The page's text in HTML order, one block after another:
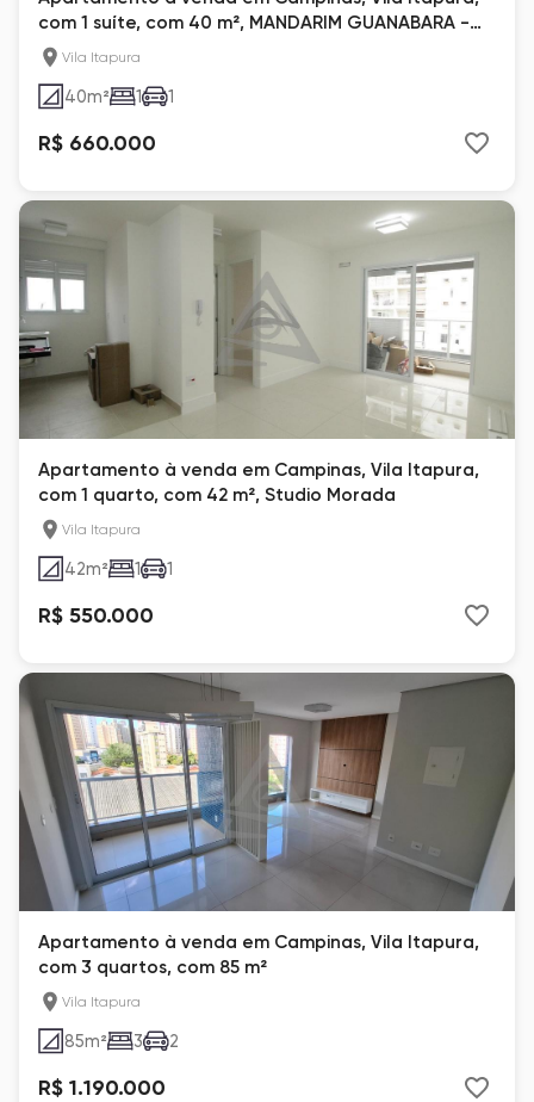
com 1 suíte, com 40 m², MANDARIM GUANABARA -
PATRIANI
Vila Itapura
40m² 1 1
R$ 660.000
Apartamento à venda em Campinas, Vila Itapura,
com 1 quarto, com 42 m², Studio Morada
Vila Itapura
42m² 1 1
R$ 550.000
Apartamento à venda em Campinas, Vila Itapura,
com 3 quartos, com 85 m²
Vila Itapura
85m² 3 2
R$ 1.190.000